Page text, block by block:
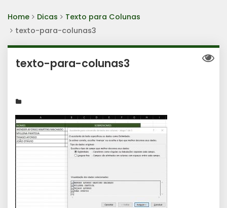
Home Dicas
Texto para Colunas
texto-para-colunas3
texto-para-colunas3